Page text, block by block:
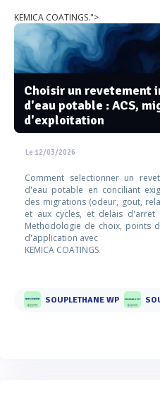
KEMICA COATINGS.">
Choisir un revetement
d'eau potable : ACS,
d'exploitation
Le 12/03/2026
Comment selectionner un
d'eau potable en conciliant
des migrations (odeur, gout,
et aux cycles, et delais d'arret
Methodologie de choix, points
d'application avec
KEMICA COATINGS.
SOUPLETHANE WP